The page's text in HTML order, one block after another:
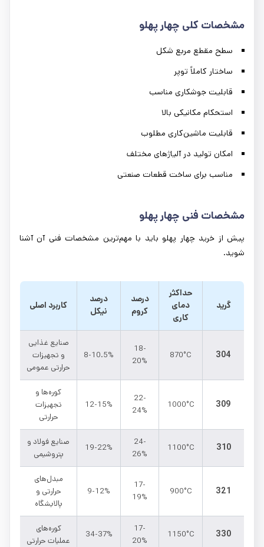
مشخصات کلی چهار پهلو
سطح مقطع مربع شکل
ساختار کاملاً توپر
قابلیت جوشکاری مناسب
استحکام مکانیکی بالا
قابلیت ماشین‌کاری مطلوب
امکان تولید در آلیاژهای مختلف
مناسب برای ساخت قطعات صنعتی
مشخصات فنی چهار پهلو
پیش از خرید چهار پهلو باید با مهم‌ترین مشخصات فنی آن آشنا
شوید.
گرید
حداکثر
دمای
کاری
درصد
کروم
درصد
نیکل
کاربرد اصلی
304
870°C
18-
20%
8-10.5%
صنایع غذایی
و تجهیزات
حرارتی عمومی
309
1000°C
22-
24%
12-15%
کوره‌ها و
تجهیزات
حرارتی
310
1100°C
24-
26%
19-22%
صنایع فولاد و
پتروشیمی
321
900°C
17-
19%
9-12%
مبدل‌های
حرارتی و
پالایشگاه
330
1150°C
17-
20%
34-37%
کوره‌های
عملیات حرارتی